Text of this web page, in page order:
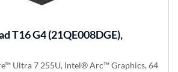
T16 G4 (21QE008DGE),
Ultra 7 255U, Intel® Arc™ Graphics, 64